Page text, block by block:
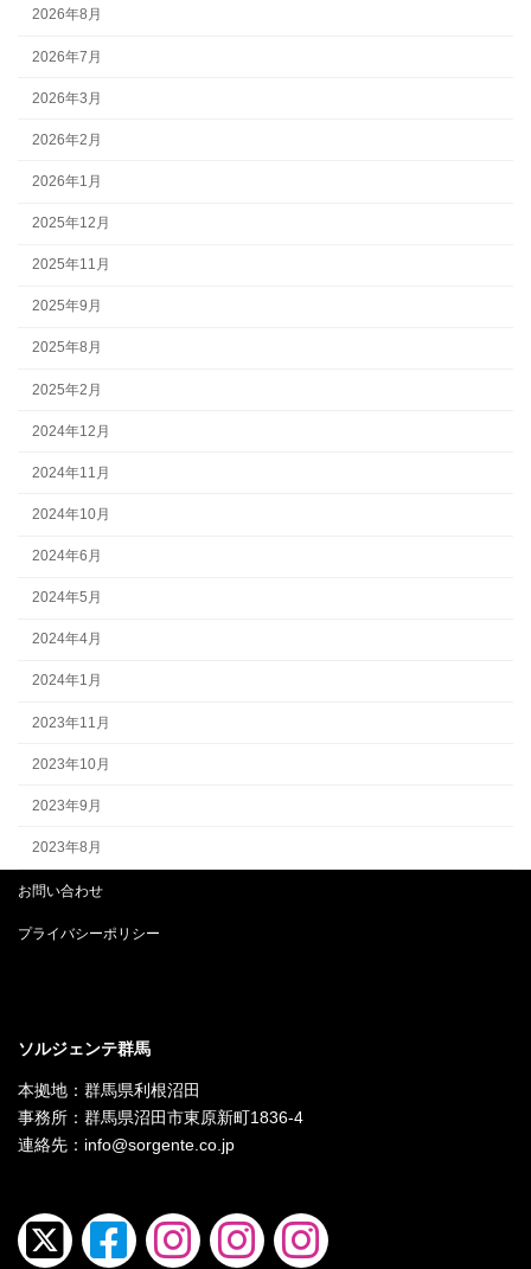
2026年8月
2026年7月
2026年3月
2026年2月
2026年1月
2025年12月
2025年11月
2025年9月
2025年8月
2025年2月
2024年12月
2024年11月
2024年10月
2024年6月
2024年5月
2024年4月
2024年1月
2023年11月
2023年10月
2023年9月
2023年8月
お問い合わせ
プライバシーポリシー
ソルジェンテ群馬
本拠地：群馬県利根沼田
事務所：群馬県沼田市東原新町1836-4
連絡先：info@sorgente.co.jp